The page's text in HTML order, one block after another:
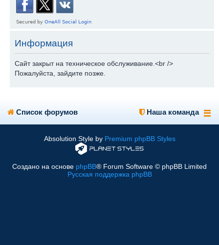
Информация
Сайт закрыт на техническое обслуживание.<br />
Пожалуйста, зайдите позже.
Список форумов Наша команда
Absolution Style by Premium phpBB Styles
Создано на основе phpBB® Forum Software © phpBB Limited
Русская поддержка phpBB